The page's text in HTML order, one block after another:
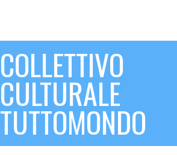
COLLETTIVO
CULTURALE
TUTTOMONDO